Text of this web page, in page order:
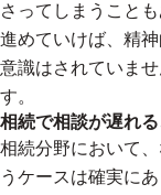
さってしまうこと
進めていけば、精
意識はされていま
す。
相続で相談が遅れ
相続分野において
うケースは確実に